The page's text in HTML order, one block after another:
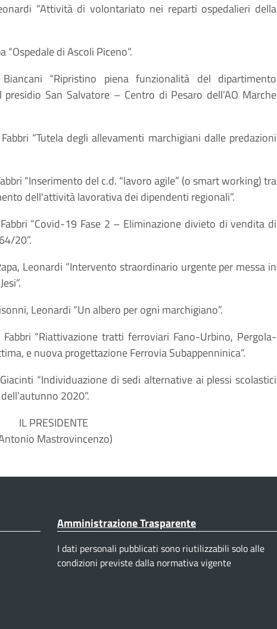
“Attività di volontariato nei reparti ospedalieri della
“Ospedale di Ascoli Piceno”.
“Ripristino piena funzionalità del dipartimento
San Salvatore – Centro di Pesaro dell’AO Marche
“Tutela degli allevamenti marchigiani dalle predazioni
“Inserimento del c.d. “lavoro agile” (o smart working) tra
dell'attività lavorativa dei dipendenti regionali”.
“Covid-19 Fase 2 – Eliminazione divieto di vendita di
20”.
Leonardi “Intervento straordinario urgente per messa in
Leonardi “Un albero per ogni marchigiano”.
Fabbri “Riattivazione tratti ferroviari Fano-Urbino, Pergola-
e nuova progettazione Ferrovia Subappenninica”.
“Individuazione di sedi alternative ai plessi scolastici
2020”.
IL PRESIDENTE
Mastrovincenzo)
Amministrazione Trasparente
I dati personali pubblicati sono riutilizzabili solo alle
condizioni previste dalla normativa vigente